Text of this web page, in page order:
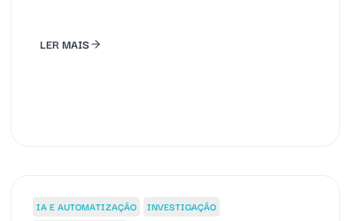
LER MAIS
IA E AUTOMATIZAÇÃO
INVESTIGAÇÃO